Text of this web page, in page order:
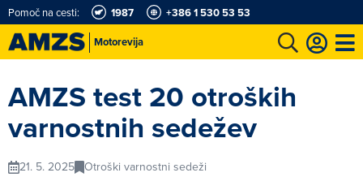
Motorevija
Pomoč na cesti: 1987 +386 1 530 53 53
AMZS test 20 otroških
varnostnih sedežev
21. 5. 2025 Otroški varnostni sedeži